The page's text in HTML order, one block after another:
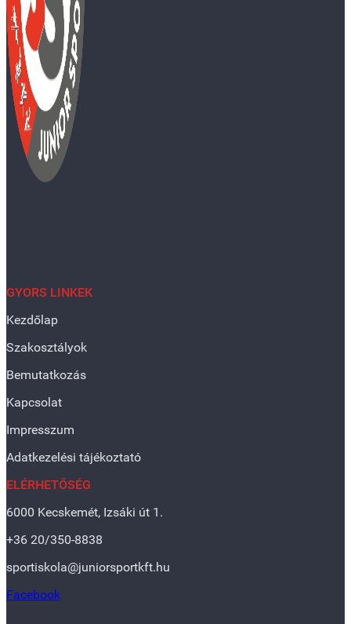
GYORS LINKEK
Kezdőlap
Szakosztályok
Bemutatkozás
Kapcsolat
Impresszum
Adatkezelési tájékoztató
ELÉRHETŐSÉG
6000 Kecskemét, Izsáki út 1.
+36 20/350-8838
sportiskola@juniorsportkft.hu
Facebook